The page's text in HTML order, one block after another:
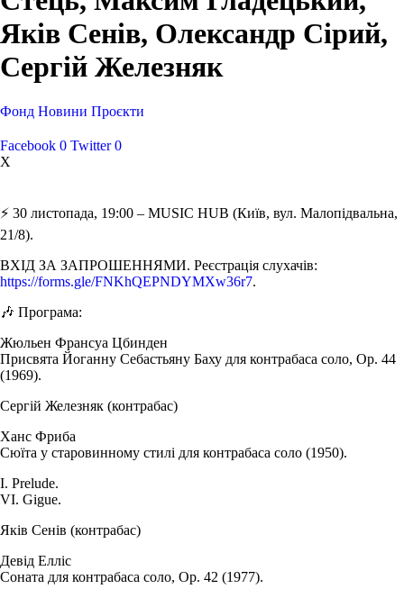
Яків Сенів, Олександр Сірий,
Сергій Железняк
Фонд Новини Проєкти
Facebook 0 Twitter 0
X
⚡️ 30 листопада, 19:00 – MUSIC HUB (Київ, вул. Малопідвальна,
21/8).
ВХІД ЗА ЗАПРОШЕННЯМИ. Реєстрація слухачів:
https://forms.gle/FNKhQEPNDYMXw36r7.
🎶 Програма:
Жюльен Франсуа Цбинден
Присвята Йоганну Себастьяну Баху для контрабаса соло, Op. 44
(1969).
Сергій Железняк (контрабас)
Ханс Фриба
Сюїта у старовинному стилі для контрабаса соло (1950).
I. Prelude.
VI. Gigue.
Яків Сенів (контрабас)
Девід Елліс
Соната для контрабаса соло, Op. 42 (1977).